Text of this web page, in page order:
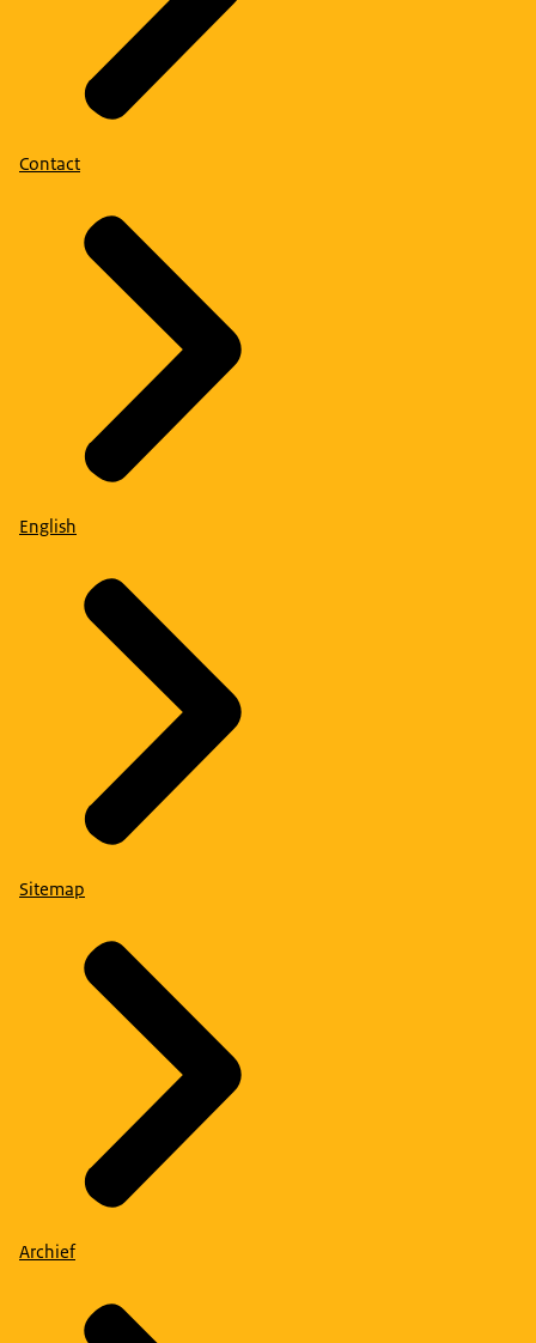
Contact
English
Sitemap
Archief